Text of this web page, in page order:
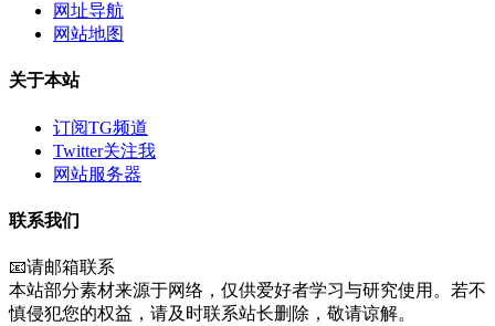
网址导航
网站地图
关于本站
订阅TG频道
Twitter关注我
网站服务器
联系我们
📧请邮箱联系
本站部分素材来源于网络，仅供爱好者学习与研究使用。若不
慎侵犯您的权益，请及时联系站长删除，敬请谅解。